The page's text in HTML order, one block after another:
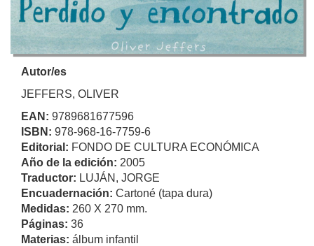
Autor/es
JEFFERS, OLIVER
EAN: 9789681677596
ISBN: 978-968-16-7759-6
Editorial: FONDO DE CULTURA ECONÓMICA
Año de la edición: 2005
Traductor: LUJÁN, JORGE
Encuadernación: Cartoné (tapa dura)
Medidas: 260 X 270 mm.
Páginas: 36
Materias: álbum infantil